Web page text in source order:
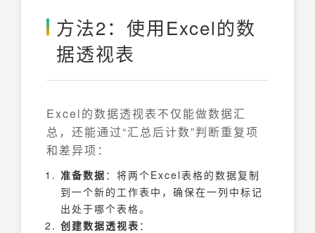
方法2：使用Excel的数
据透视表
Excel的数据透视表不仅能做数据汇
总，还能通过“汇总后计数”判断重复项
和差异项：
准备数据 ：将两个Excel表格的数据复制
到一个新的工作表中，确保在一列中标记
出处于哪个表格。
创建数据透视表 ：